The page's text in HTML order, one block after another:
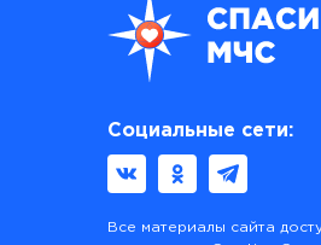
Социальные сети:
Все материалы сайта